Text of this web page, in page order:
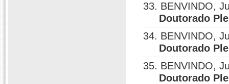
33. BENVINDO,
Doutorado
34. BENVINDO,
Doutorado
35. BENVINDO,
Doutorado